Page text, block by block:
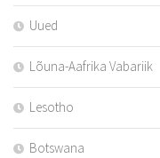
Uued
Lõuna-Aafrika Vabariik
Lesotho
Botswana